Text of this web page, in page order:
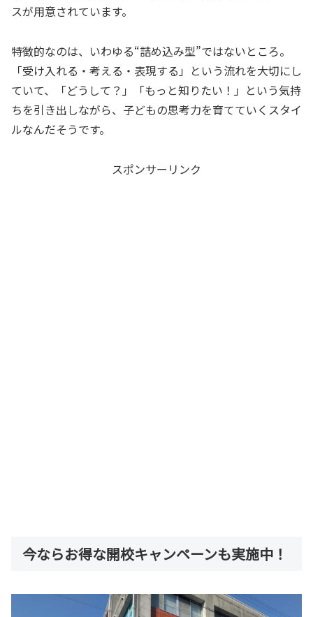
スが用意されています。
特徴的なのは、いわゆる“詰め込み型”ではないところ。
「受け入れる・考える・表現する」という流れを大切にし
ていて、「どうして？」「もっと知りたい！」という気持
ちを引き出しながら、子どもの思考力を育てていくスタイ
ルなんだそうです。
スポンサーリンク
今ならお得な開校キャンペーンも実施中！